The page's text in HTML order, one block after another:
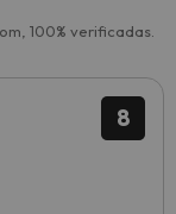
100% verificadas.
8